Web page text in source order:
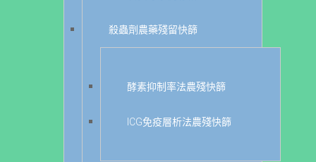
殺蟲劑農藥殘留快篩
酵素抑制率法農殘快篩
ICG免疫層析法農殘快篩